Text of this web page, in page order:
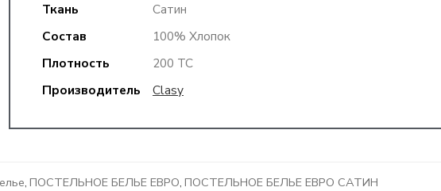
Ткань
Сатин
Состав
100% Хлопок
Плотность
200 ТС
Производитель
Clasy
, ПОСТЕЛЬНОЕ БЕЛЬЕ ЕВРО, ПОСТЕЛЬНОЕ БЕЛЬЕ ЕВРО САТИН